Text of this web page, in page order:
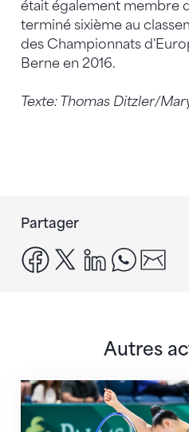
était également membre
terminé sixième au
des Championnats
Berne en 2016.
Texte: Thomas Ditzler/
Partager
facebook
x linkedin
Autres
Prochaine étape : les